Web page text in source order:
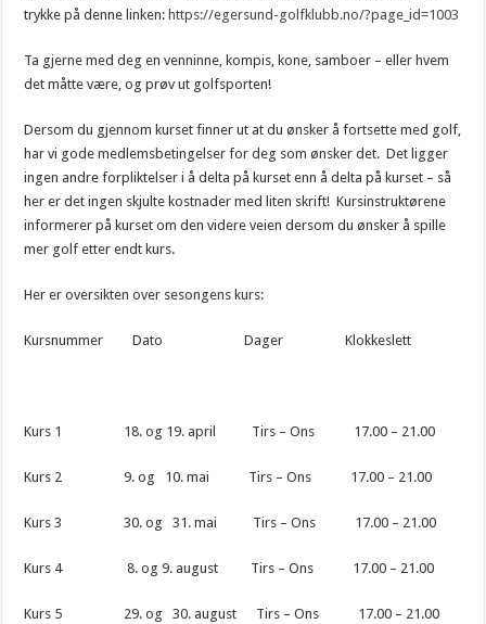
trykke på denne linken: https://egersund-golfklubb.no/?page_id=1003
Ta gjerne med deg en venninne, kompis, kone, samboer – eller hvem
det måtte være, og prøv ut golfsporten!
Dersom du gjennom kurset finner ut at du ønsker å fortsette med golf,
har vi gode medlemsbetingelser for deg som ønsker det. Det ligger
ingen andre forpliktelser i å delta på kurset enn å delta på kurset – så
her er det ingen skjulte kostnader med liten skrift! Kursinstruktørene
informerer på kurset om den videre veien dersom du ønsker å spille
mer golf etter endt kurs.
Her er oversikten over sesongens kurs:
Kursnummer Dato Dager Klokkeslett
Kurs 1 18. og 19. april Tirs – Ons 17.00 – 21.00
Kurs 2 9. og 10. mai Tirs – Ons 17.00 – 21.00
Kurs 3 30. og 31. mai Tirs – Ons 17.00 – 21.00
Kurs 4 8. og 9. august Tirs – Ons 17.00 – 21.00
Kurs 5 29. og 30. august Tirs – Ons 17.00 – 21.00